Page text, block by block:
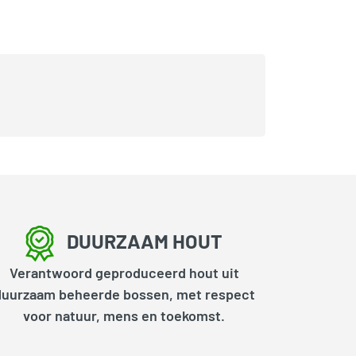
DUURZAAM HOUT
Verantwoord geproduceerd hout uit
beheerde bossen, met respect
voor natuur, mens en toekomst.